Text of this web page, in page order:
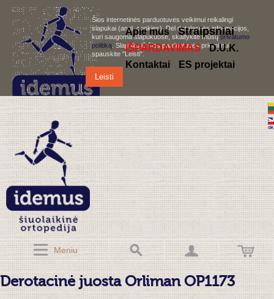
Šios internetinės parduotuvės veikimui reikalingi
slapukai (angl. cookies). Dėl detalesnės informacijos,
kuri saugoma slapukuose, skaitykite mūsųprivatumo
politiką . Slapukų iš šios parduotuvės priėmimui,
spauskite "Leisti".
Leisti
Meniu
Apie mus Straipsniai
IŠPARDAVIMAS
D.U.K.
Kontaktai
ES projektai
Derotacinė juosta Orliman OP1173